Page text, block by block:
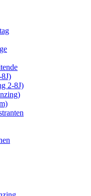
2-8J)